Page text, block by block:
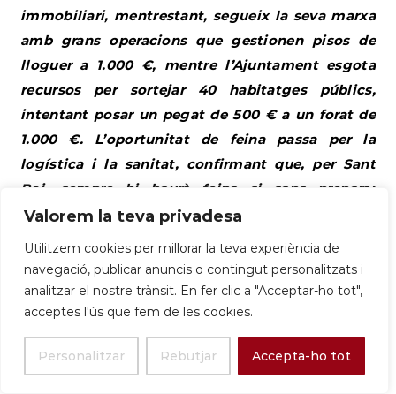
Valorem la teva privadesa
Utilitzem cookies per millorar la teva experiència de
navegació, publicar anuncis o contingut personalitzats i
analitzar el nostre trànsit. En fer clic a "Acceptar-ho tot",
acceptes l'ús que fem de les cookies.
Personalitzar Rebutjar Accepta-ho tot
immobiliari, mentrestant, segueix la seva marxa
amb grans operacions que gestionen pisos de
lloguer a 1.000 €, mentre l’Ajuntament esgota
recursos per sortejar 40 habitatges públics,
intentant posar un pegat de 500 € a un forat de
1.000 €. L’oportunitat de feina passa per la
logística i la sanitat, confirmant que, per Sant
Boi, sempre hi haurà feina si saps preparar
comandes o cuidar de l’àvia.
Informe Tècnic: El Comerç i
l’Ocupació de la Quinzena
durant la segona meitat de novembre de 2025
reflecteix una combinació d’estacionalitat